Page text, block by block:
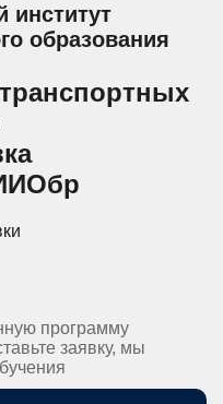
институт
образования
программу
заявку, мы